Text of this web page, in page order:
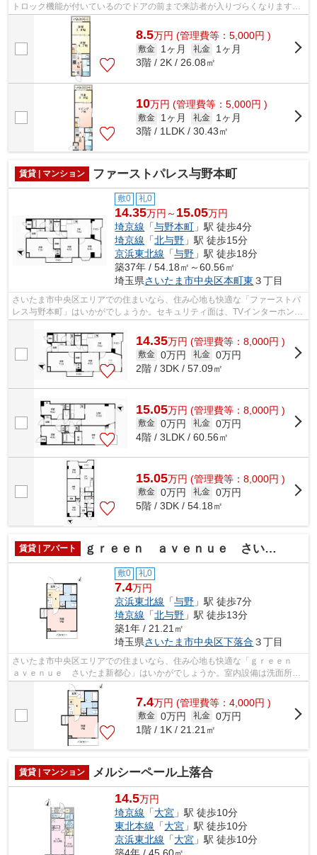
トロック機能が付いているのでドアの前まで来訪者が入りづらくなります。
現在空家となっておりますので、お早...
8.5万円 (管理費等：5,000円 )
敷金 1ヶ月 礼金
1ヶ月
3階 / 2K / 26.08㎡
10万円 (管理費等：5,000円 )
敷金 1ヶ月 礼金
1ヶ月
3階 / 1LDK / 30.43㎡
賃貸 | マンション ファーストパレス与野本町
敷0 礼0
14.35万円～ 15.05万円
埼京線 「与野本町 」駅 徒歩4分
埼京線 「北与野 」駅 徒歩15分
京浜東北線 「与野 」駅 徒歩18分
築37年 / 54.18㎡～60.56㎡
埼玉県さいたま市中央区本町東 ３丁目
さいたま市中央区エリアでの住まいなら、住み心地も快適な「ファーストパ
レス与野本町」はいかがでしょうか。セキュリティ面は、TVインターホン・
14.35万円 (管理費等：8,000円 )
敷金 0万円 礼金 0万円
2階 / 3DK / 57.09㎡
15.05万円 (管理費等：8,000円 )
敷金 0万円 礼金 0万円
4階 / 3LDK / 60.56㎡
15.05万円 (管理費等：8,000円 )
敷金 0万円 礼金 0万円
5階 / 3DK / 54.18㎡
賃貸 | アパート ｇｒｅｅｎ ａｖｅｎｕｅ さいたま新都心
敷0 礼0
7.4万円
京浜東北線 「与野 」駅 徒歩7分
埼京線 「北与野 」駅 徒歩13分
築1年 / 21.21㎡
埼玉県さいたま市中央区下落合 ３丁目
さいたま市中央区エリアでの住まいなら、住み心地も快適な「ｇｒｅｅｎ
ａｖｅｎｕｅ さいたま新都心」はいかがでしょうか。室内設備は洗面所独
立・浴室乾燥機など充実した設備を備...
7.4万円 (管理費等：4,000円 )
敷金 0万円 礼金 0万円
1階 / 1K / 21.21㎡
賃貸 | マンション メルシーペール上落合
14.5万円
埼京線 「大宮 」駅 徒歩10分
東北本線 「大宮 」駅 徒歩10分
京浜東北線 「大宮 」駅 徒歩10分